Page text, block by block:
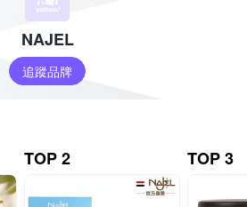
NAJEL
追蹤品牌
TOP 2 TOP 3